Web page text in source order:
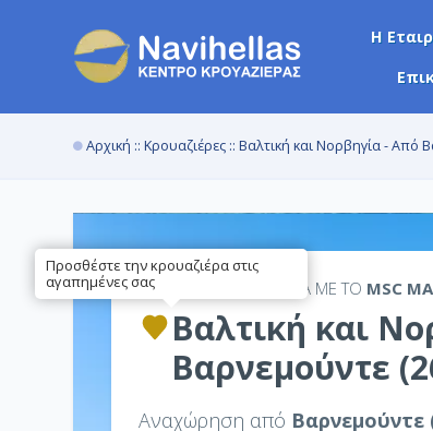
Η
Αρχική ::Κρουαζιέρες :: Βαλτική και Νορβηγία - Από
14ΉΜΕΡΗ ΚΡΟΥΑΖΙΕΡΑ ΜΕ ΤΟ MSC
Βαλτική και
Βαρνεμούντε
Αναχώρηση από Βαρνεμούντε
Προσθέστε την κρουαζιέρα στις
αγαπημένες σας